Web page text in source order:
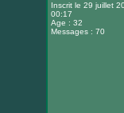
Inscrit le 29 juillet
00:17
Age : 32
Messages : 70